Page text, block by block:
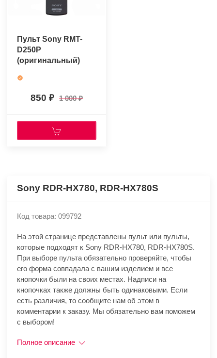
Пульт Sony RMT-
D250P
(оригинальный)
850 1 000
Sony RDR-HX780, RDR-HX780S
Код товара: 099792
На этой странице представлены пульт или пульты,
которые подходят к Sony RDR-HX780, RDR-HX780S.
При выборе пульта обязательно проверяйте, чтобы
его форма совпадала с вашим изделием и все
кнопочки были на своих местах. Надписи на
кнопочках также должны быть одинаковыми. Если
есть различия, то сообщите нам об этом в
комментарии к заказу. Мы обязательно вам поможем
с выбором!
Полное описание